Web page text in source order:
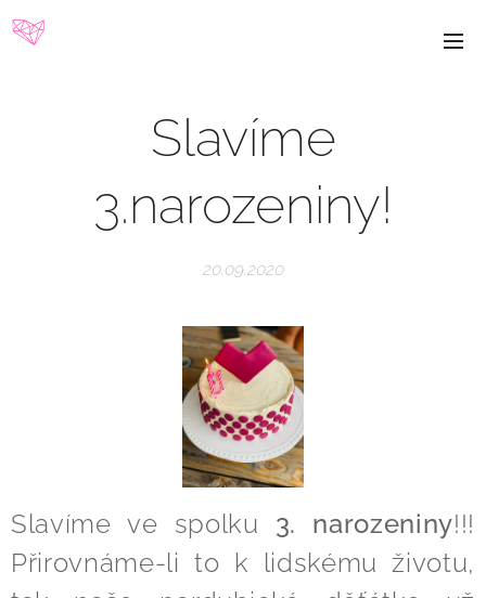
Slavíme
3.narozeniny!
20.09.2020
Slavíme ve spolku 3. narozeniny!!!
Přirovnáme-li to k lidskému životu,